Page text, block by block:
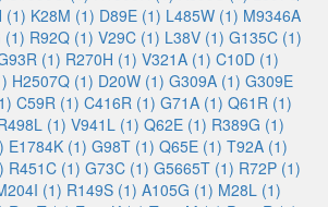
(1) K28M (1) D89E (1) L485W (1) M9346A
(1) R92Q (1) V29C (1) L38V (1) G135C (1)
(1) R270H (1) V321A (1) C10D (1)
H2507Q (1) D20W (1) G309A (1) G309E
C59R (1) C416R (1) G71A (1) Q61R (1)
(1) V941L (1) Q62E (1) R389G (1)
E1784K (1) G98T (1) Q65E (1) T92A (1)
R451C (1) G73C (1) G5665T (1) R72P (1)
(1) R149S (1) A105G (1) M28L (1)